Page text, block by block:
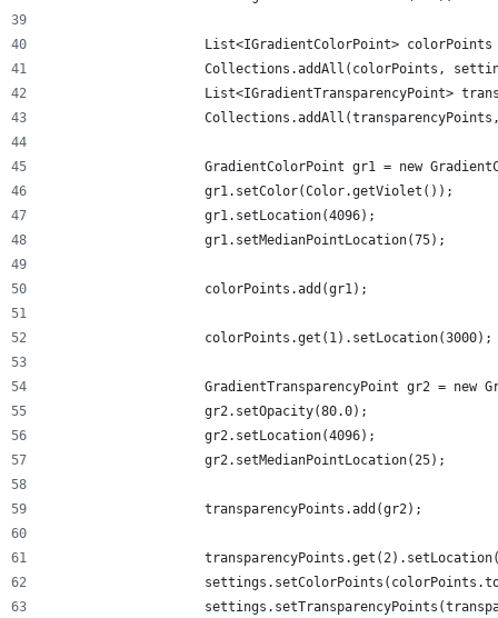
List<IGradientColorPoint>
Collections.addAll(colorPoints,
List<IGradientTransparencyPoint>
GradientColorPoint gr1 = new
                    gr1.setColor(Color.getViolet());
                    gr1.setLocation(4096);
                    gr1.setMedianPointLocation(75);
                    colorPoints.add(gr1);
                    colorPoints.get(1).setLocation(3000);
GradientTransparencyPoint gr2 = new
                    gr2.setOpacity(80.0);
                    gr2.setLocation(4096);
                    gr2.setMedianPointLocation(25);
                    transparencyPoints.add(gr2);